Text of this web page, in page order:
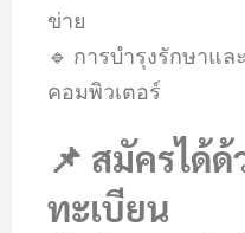
ข่าย
🔹 การบำรุงรักษาแล
คอมพิวเตอร์
📌 สมัครได้ด้
ทะเบียน